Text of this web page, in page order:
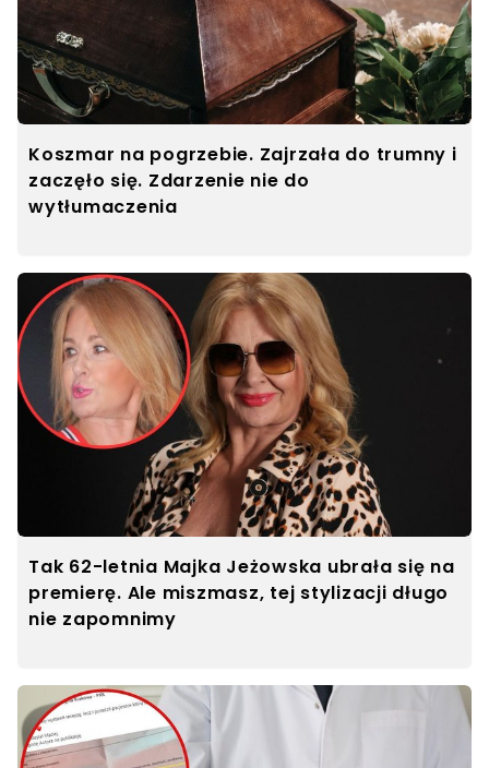
Koszmar na pogrzebie. Zajrzała do trumny i
zaczęło się. Zdarzenie nie do
wytłumaczenia
Tak 62-letnia Majka Jeżowska ubrała się na
premierę. Ale miszmasz, tej stylizacji długo
nie zapomnimy